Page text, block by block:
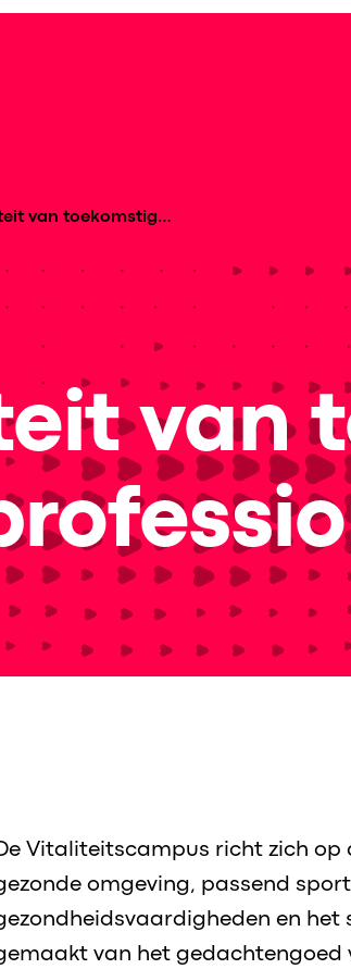
Vitaliteit van toekomstige mbo professionals bij ZINN
van
Vitaliteitscampus richt zich
omgeving, passend
en het
van het gedachtengoed